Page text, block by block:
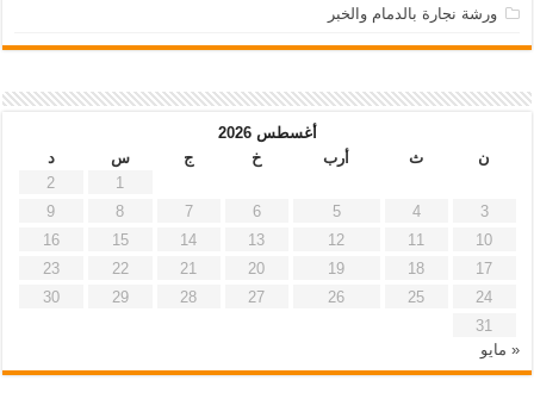
ورشة نجارة بالدمام والخبر
أغسطس 2026
ن
ث أرب خ ج س
د
1
2
3
4
5
6
7
8
9
10
11
12
13
14
15
16
17
18
19
20
21
22
23
24
25
26
27
28
29
30
31
« مايو